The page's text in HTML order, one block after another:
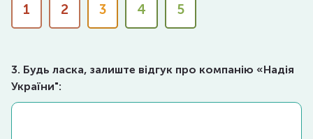
1 2 3 4 5
3. Будь ласка, залиште відгук про компанію «Надія
України":